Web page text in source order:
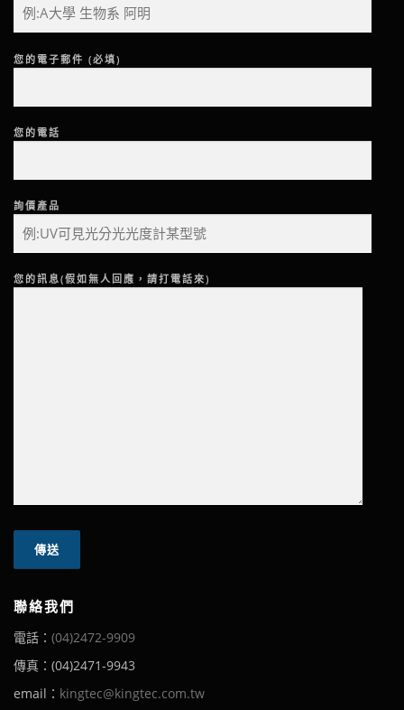
您的電子郵件 (必填)
您的電話
詢價產品
您的訊息(假如無人回應，請打電話來)
聯絡我們
電話： (04)2472-9909
傳真：(04)2471-9943
email： kingtec@kingtec.com.tw